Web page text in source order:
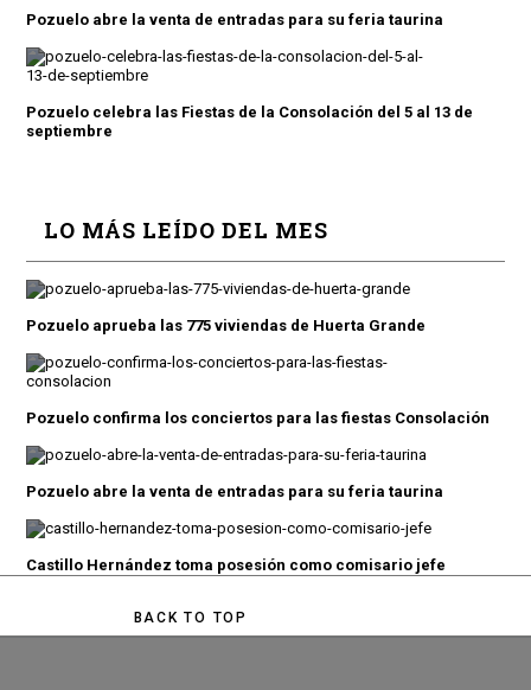
Pozuelo abre la venta de entradas para su feria taurina
Pozuelo celebra las Fiestas de la Consolación del 5 al 13 de
septiembre
LO MÁS LEÍDO DEL MES
Pozuelo aprueba las 775 viviendas de Huerta Grande
Pozuelo confirma los conciertos para las fiestas Consolación
Pozuelo abre la venta de entradas para su feria taurina
Castillo Hernández toma posesión como comisario jefe
BACK TO TOP